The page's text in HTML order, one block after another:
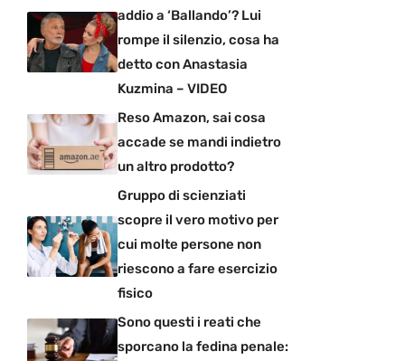
addio a ‘Ballando’? Lui
rompe il silenzio, cosa ha
detto con Anastasia
Kuzmina – VIDEO
Reso Amazon, sai cosa
accade se mandi indietro
un altro prodotto?
Gruppo di scienziati
scopre il vero motivo per
cui molte persone non
riescono a fare esercizio
fisico
Sono questi i reati che
sporcano la fedina penale: